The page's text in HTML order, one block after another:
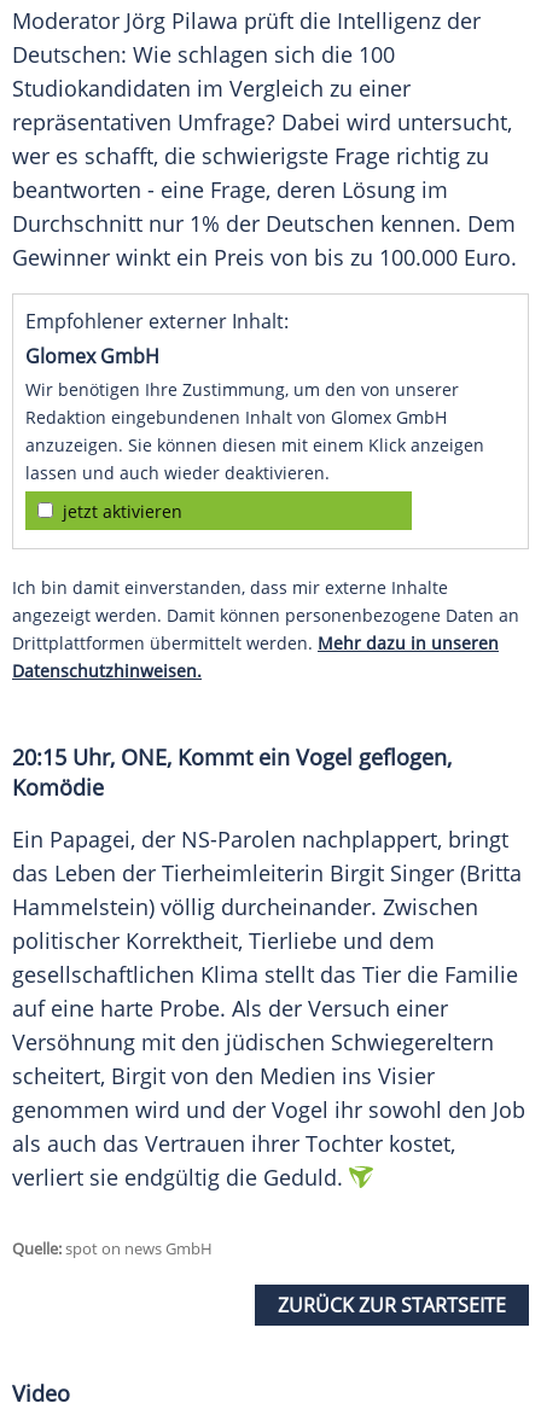
Moderator Jörg Pilawa prüft die Intelligenz der
Deutschen: Wie schlagen sich die 100
Studiokandidaten im Vergleich zu einer
repräsentativen Umfrage? Dabei wird untersucht,
wer es schafft, die schwierigste Frage richtig zu
beantworten - eine Frage, deren Lösung im
Durchschnitt nur 1% der Deutschen kennen. Dem
Gewinner winkt ein Preis von bis zu 100.000 Euro.
Empfohlener externer Inhalt:
Glomex GmbH
Wir benötigen Ihre Zustimmung, um den von unserer
Redaktion eingebundenen Inhalt von Glomex GmbH
anzuzeigen. Sie können diesen mit einem Klick anzeigen
lassen und auch wieder deaktivieren.
jetzt aktivieren
Ich bin damit einverstanden, dass mir externe Inhalte
angezeigt werden. Damit können personenbezogene Daten an
Drittplattformen übermittelt werden. Mehr dazu in unseren
Datenschutzhinweisen.
20:15 Uhr, ONE, Kommt ein Vogel geflogen,
Komödie
Ein Papagei, der NS-Parolen nachplappert, bringt
das Leben der Tierheimleiterin Birgit Singer (Britta
Hammelstein) völlig durcheinander. Zwischen
politischer Korrektheit, Tierliebe und dem
gesellschaftlichen Klima stellt das Tier die Familie
auf eine harte Probe. Als der Versuch einer
Versöhnung mit den jüdischen Schwiegereltern
scheitert, Birgit von den Medien ins Visier
genommen wird und der Vogel ihr sowohl den Job
als auch das Vertrauen ihrer Tochter kostet,
verliert sie endgültig die Geduld.
Quelle:spot on news GmbH
ZURÜCK ZUR STARTSEITE
Video